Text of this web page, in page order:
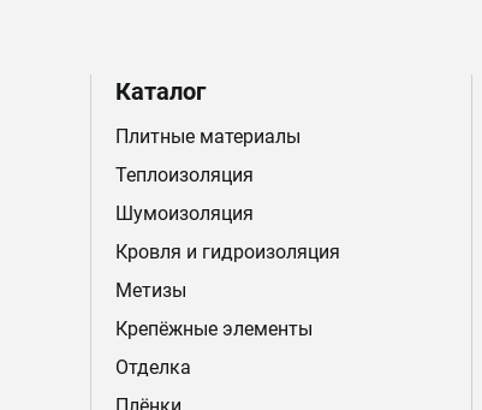
Каталог
Плитные материалы
Теплоизоляция
Шумоизоляция
Кровля и гидроизоляция
Метизы
Крепёжные элементы
Отделка